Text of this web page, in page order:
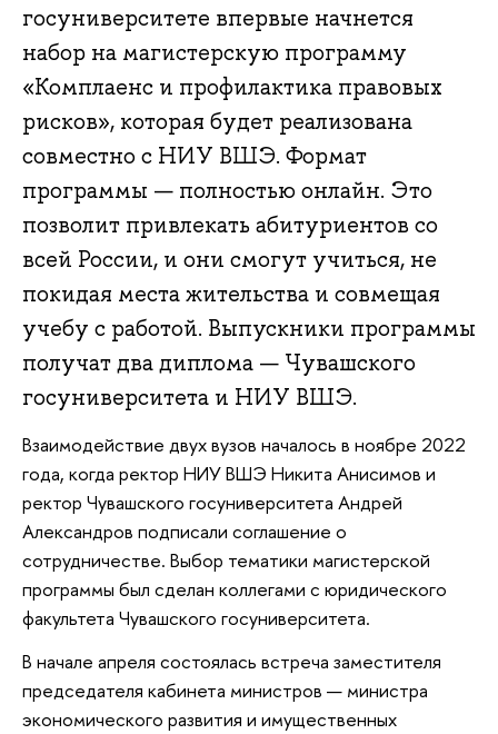
госуниверситете впервые начнется
набор на магистерскую программу
«Комплаенс и профилактика правовых
рисков», которая будет реализована
совместно с НИУ ВШЭ. Формат
программы — полностью онлайн. Это
позволит привлекать абитуриентов со
всей России, и они смогут учиться, не
покидая места жительства и совмещая
учебу с работой. Выпускники программы
получат два диплома — Чувашского
госуниверситета и НИУ ВШЭ.
Взаимодействие двух вузов началось в ноябре 2022
года, когда ректор НИУ ВШЭ Никита Анисимов и
ректор Чувашского госуниверситета Андрей
Александров подписали соглашение о
сотрудничестве. Выбор тематики магистерской
программы был сделан коллегами с юридического
факультета Чувашского госуниверситета.
В начале апреля состоялась встреча заместителя
председателя кабинета министров — министра
экономического развития и имущественных